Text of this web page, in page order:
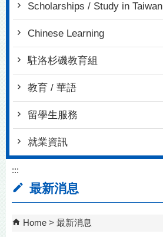
Scholarships / Study in Taiwan
Chinese Learning
駐洛杉磯教育組
教育 / 華語
留學生服務
就業資訊
:::
最新消息
Home 最新消息